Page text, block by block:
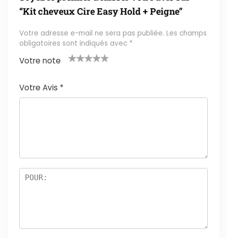
“Kit cheveux Cire Easy Hold + Peigne”
Votre adresse e-mail ne sera pas publiée. Les champs
obligatoires sont indiqués avec *
Votre note
t
5
s
5
Votre Avis *